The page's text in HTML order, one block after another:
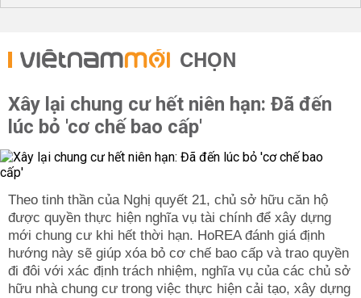
CHỌN
Xây lại chung cư hết niên hạn: Đã đến
lúc bỏ 'cơ chế bao cấp'
Theo tinh thần của Nghị quyết 21, chủ sở hữu căn hộ
được quyền thực hiện nghĩa vụ tài chính để xây dựng
mới chung cư khi hết thời hạn. HoREA đánh giá định
hướng này sẽ giúp xóa bỏ cơ chế bao cấp và trao quyền
đi đôi với xác định trách nhiệm, nghĩa vụ của các chủ sở
hữu nhà chung cư trong việc thực hiện cải tạo, xây dựng